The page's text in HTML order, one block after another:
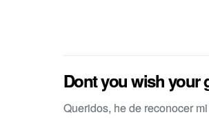
Dont you wish your
Queridos, he de reconocer